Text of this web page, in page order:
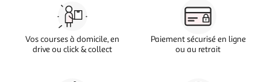
Vos courses à domicile, en
drive ou click & collect
Paiement sécurisé en ligne
ou au retrait